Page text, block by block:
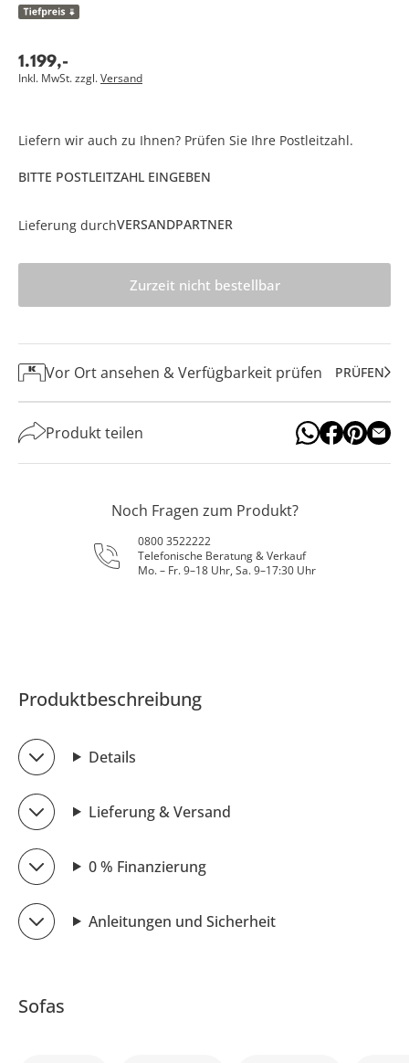
1.199,-
Inkl. MwSt. zzgl.Versand
Liefern wir auch zu Ihnen? Prüfen Sie Ihre Postleitzahl.
BITTE POSTLEITZAHL EINGEBEN
Lieferung durchVERSANDPARTNER
Zurzeit nicht bestellbar
Vor Ort ansehen & Verfügbarkeit prüfen PRÜFEN
Produkt teilen
Noch Fragen zum Produkt?
0800 3522222
Telefonische Beratung & Verkauf
Mo. – Fr. 9–18 Uhr, Sa. 9–17:30 Uhr
Produktbeschreibung
Details
Lieferung & Versand
0 % Finanzierung
Anleitungen und Sicherheit
Sofas